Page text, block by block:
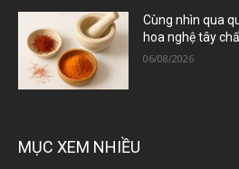
Cùng nhìn qua
hoa nghệ tây
06/08/2026
MỤC XEM NHIỀU